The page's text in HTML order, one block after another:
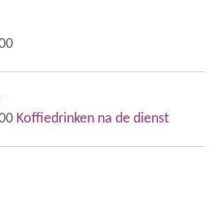
Koffiedrinken na de dienst